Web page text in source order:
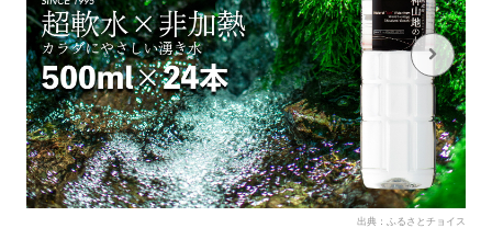
出典：ふるさとチョイス